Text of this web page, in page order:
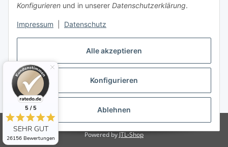
Alle akzeptieren
Konfigurieren
Ablehnen
Konfigurieren und in unserer Datenschutzerklärung.
Impressum Datenschutz
Gesetzliche Informationen
Vertrag widerrufen
* Alle Preise inkl. gesetzlicher USt., zzgl.Versand
© 123-Haustechnik - Thorsten Dickau
Powered byJTL-Shop
5 / 5
SEHR GUT
26156 Bewertungen